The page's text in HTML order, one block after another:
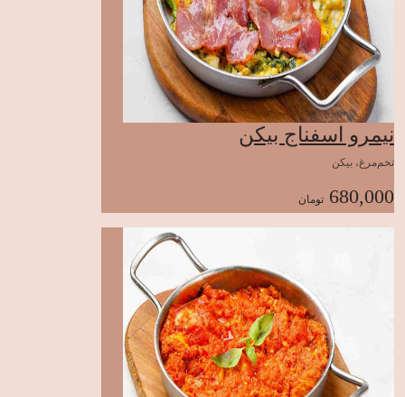
نیمرو اسفناج بیکن
تخم‌مرغ، بیکن
680,000 تومان